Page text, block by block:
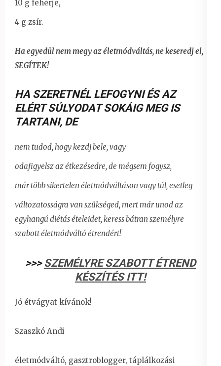
10 g fehérje,
4 g zsír.
Ha egyedül nem megy az életmódváltás, ne keseredj el,
SEGÍTEK!
HA SZERETNÉL LEFOGYNI ÉS AZ
ELÉRT SÚLYODAT SOKÁIG MEG IS
TARTANI, DE
nem tudod, hogy kezdj bele, vagy
odafigyelsz az étkezésedre, de mégsem fogysz,
már több sikertelen életmódváltáson vagy túl, esetleg
változatosságra van szükséged, mert már unod az
egyhangú diétás ételeidet,keress bátran személyre
szabott életmódváltó étrendért!
>>>SZEMÉLYRE SZABOTT ÉTREND
KÉSZÍTÉS ITT!
Jó étvágyat kívánok!
Szaszkó Andi
életmódváltó, gasztroblogger, táplálkozási